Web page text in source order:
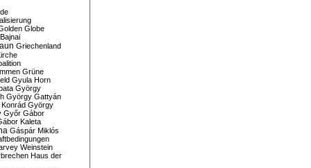
Globe
Griechenland
Grüne
Gyula Horn
György
György Gattyán
György
Győr Gábor
Kaleta
Gáspár Miklós
Weinstein
Haus der